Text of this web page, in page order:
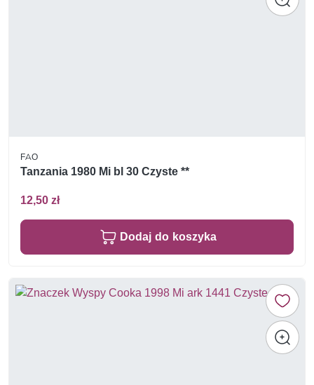
FAO
Tanzania 1980 Mi bl 30 Czyste **
12,50 zł
Dodaj do koszyka